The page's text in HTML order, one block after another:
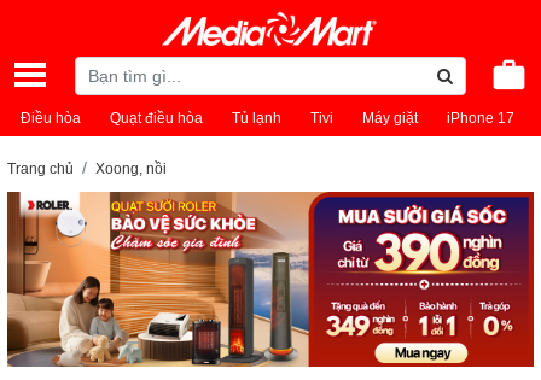
Điều hòa Quạt điều hòa Tủ lạnh Tivi Máy giặt iPhone 17
Trang chủ Xoong, nồi